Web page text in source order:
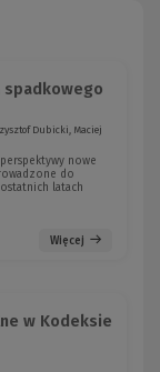
Dubicki, Maciej
nowe
do
latach
Więcej
w Kodeksie